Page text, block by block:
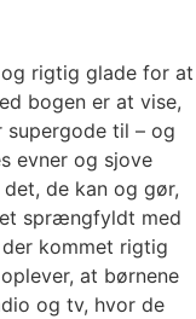
rigtig glade for at
bogen er at vise,
supergode til – og
evner og sjove
de kan og gør,
sprængfyldt med
kommet rigtig
at børnene
og tv, hvor de